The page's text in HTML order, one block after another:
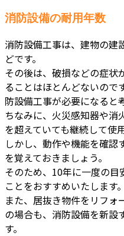
消防設備の耐用年数
消防設備工事は、建物の建
どです。
その後は、破損などの症状
ることはほとんどないので
防設備工事が必要になると
ちなみに、火災感知器や消
を超えていても継続して使
しかし、動作や機能を確認
を覚えておきましょう。
そのため、10年に一度の
ことをおすすめいたします。
また、居抜き物件をリフ
の場合も、消防設備を新設
す。